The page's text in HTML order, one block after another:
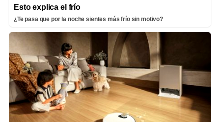
Esto explica el frío
¿Te pasa que por la noche sientes más frío sin motivo?